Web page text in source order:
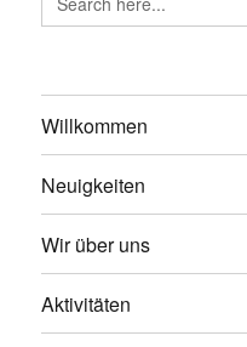
for:
Willkommen
Neuigkeiten
Wir über uns
Aktivitäten